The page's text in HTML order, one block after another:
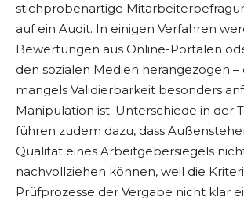
stichprobenartige
auf ein Audit. In einigen Verfahren
Bewertungen aus Online-Portalen
den sozialen Medien herangezogen –
mangels Validierbarkeit besonders
Manipulation ist. Unterschiede in der
führen zudem dazu, dass
Qualität eines Arbeitgebersiegels
nachvollziehen können, weil die
Prüfprozesse der Vergabe nicht klar